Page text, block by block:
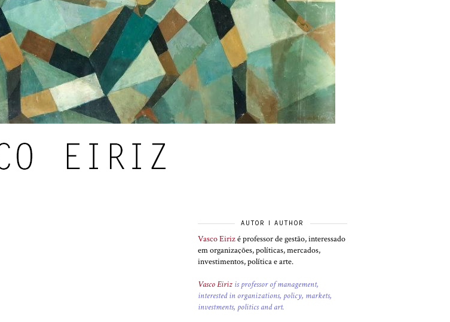
AUTOR I AUTHOR
Vasco Eirizé professor de gestão, interessado
em organizações, políticas, mercados,
investimentos, política e arte.
Vasco Eiriz is professor of management,
interested in organizations, policy, markets,
investments, politics and art.